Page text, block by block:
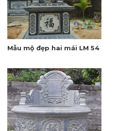
Mẫu mộ đẹp hai mái LM 54